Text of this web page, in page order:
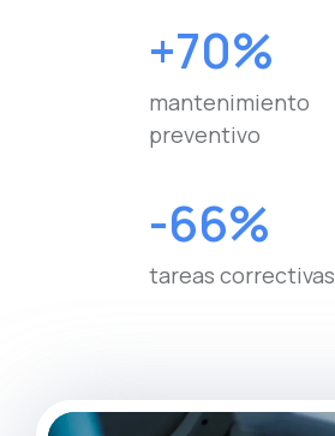
+70%
mantenimiento
preventivo
-66%
tareas correctivas